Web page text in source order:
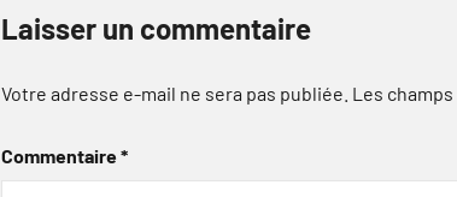
Laisser un commentaire
Votre adresse e-mail ne sera pas publiée. Les
Commentaire*